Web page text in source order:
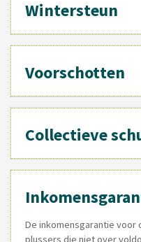
Wintersteun
Voorschotten
Collectieve
De inkomensgarantie voor
plussers die niet over